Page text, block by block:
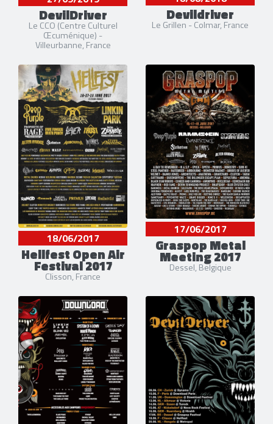
DevilDriver
Le CCO (Centre Culturel
Œcuménique) -
Villeurbanne, France
Devildriver
Le Grillen - Colmar, France
18/06/2017
Hellfest Open Air
Festival 2017
Clisson, France
17/06/2017
Graspop Metal
Meeting 2017
Dessel, Belgique